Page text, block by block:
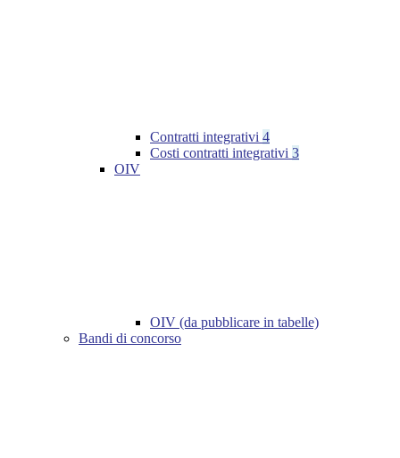
Contratti integrativi 4
Costi contratti integrativi 3
OIV
OIV (da pubblicare in tabelle)
Bandi di concorso